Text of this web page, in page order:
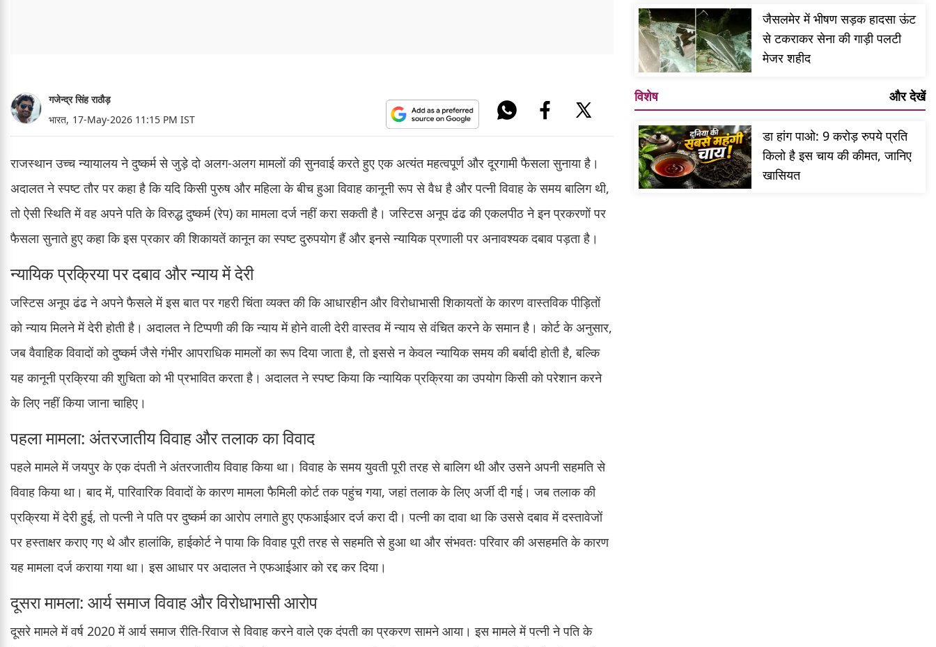
गजेन्द्र सिंह राठौड़
भारत, 17-May-2026 11:15 PM IST
राजस्थान उच्च न्यायालय ने दुष्कर्म से जुड़े दो अलग-अलग मामलों की सुनवाई करते हुए एक अत्यंत महत्वपूर्ण और दूरगामी फैसला सुनाया है।
अदालत ने स्पष्ट तौर पर कहा है कि यदि किसी पुरुष और महिला के बीच हुआ विवाह कानूनी रूप से वैध है और पत्नी विवाह के समय बालिग थी,
तो ऐसी स्थिति में वह अपने पति के विरुद्ध दुष्कर्म (रेप) का मामला दर्ज नहीं करा सकती है। जस्टिस अनूप ढंढ की एकलपीठ ने इन प्रकरणों पर
फैसला सुनाते हुए कहा कि इस प्रकार की शिकायतें कानून का स्पष्ट दुरुपयोग हैं और इनसे न्यायिक प्रणाली पर अनावश्यक दबाव पड़ता है।
न्यायिक प्रक्रिया पर दबाव और न्याय में देरी
जस्टिस अनूप ढंढ ने अपने फैसले में इस बात पर गहरी चिंता व्यक्त की कि आधारहीन और विरोधाभासी शिकायतों के कारण वास्तविक पीड़ितों
को न्याय मिलने में देरी होती है। अदालत ने टिप्पणी की कि न्याय में होने वाली देरी वास्तव में न्याय से वंचित करने के समान है। कोर्ट के अनुसार,
जब वैवाहिक विवादों को दुष्कर्म जैसे गंभीर आपराधिक मामलों का रूप दिया जाता है, तो इससे न केवल न्यायिक समय की बर्बादी होती है, बल्कि
यह कानूनी प्रक्रिया की शुचिता को भी प्रभावित करता है। अदालत ने स्पष्ट किया कि न्यायिक प्रक्रिया का उपयोग किसी को परेशान करने
के लिए नहीं किया जाना चाहिए।
पहला मामला: अंतरजातीय विवाह और तलाक का विवाद
पहले मामले में जयपुर के एक दंपती ने अंतरजातीय विवाह किया था। विवाह के समय युवती पूरी तरह से बालिग थी और उसने अपनी सहमति से
विवाह किया था। बाद में, पारिवारिक विवादों के कारण मामला फैमिली कोर्ट तक पहुंच गया, जहां तलाक के लिए अर्जी दी गई। जब तलाक की
प्रक्रिया में देरी हुई, तो पत्नी ने पति पर दुष्कर्म का आरोप लगाते हुए एफआईआर दर्ज करा दी। पत्नी का दावा था कि उससे दबाव में दस्तावेजों
पर हस्ताक्षर कराए गए थे और हालांकि, हाईकोर्ट ने पाया कि विवाह पूरी तरह से सहमति से हुआ था और संभवतः परिवार की असहमति के कारण
यह मामला दर्ज कराया गया था। इस आधार पर अदालत ने एफआईआर को रद्द कर दिया।
दूसरा मामला: आर्य समाज विवाह और विरोधाभासी आरोप
दूसरे मामले में वर्ष 2020 में आर्य समाज रीति-रिवाज से विवाह करने वाले एक दंपती का प्रकरण सामने आया। इस मामले में पत्नी ने पति के
जैसलमेर में भीषण सड़क हादसा ऊंट
से टकराकर सेना की गाड़ी पलटी
मेजर शहीद
विशेष और देखें
डा हांग पाओ: 9 करोड़ रुपये प्रति
किलो है इस चाय की कीमत, जानिए
खासियत